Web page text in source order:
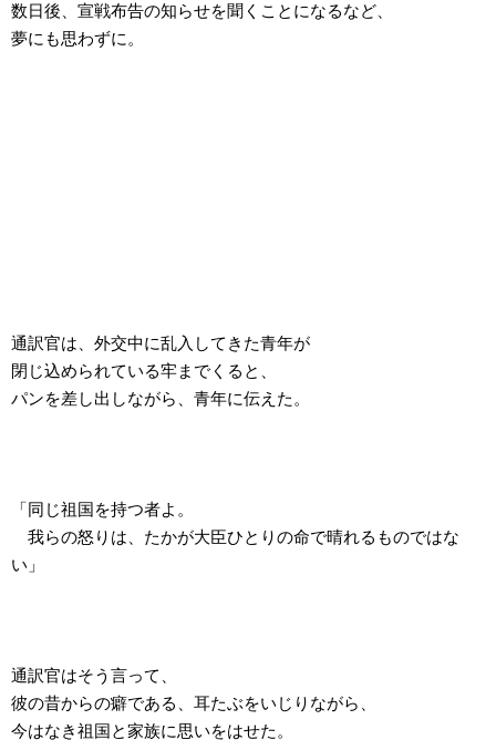
数日後、宣戦布告の知らせを聞くことになるなど、
夢にも思わずに。
通訳官は、外交中に乱入してきた青年が
閉じ込められている牢までくると、
パンを差し出しながら、青年に伝えた。
「同じ祖国を持つ者よ。
我らの怒りは、たかが大臣ひとりの命で晴れるものではな
い」
通訳官はそう言って、
彼の昔からの癖である、耳たぶをいじりながら、
今はなき祖国と家族に思いをはせた。